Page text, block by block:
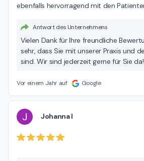
ebenfalls hervorragend mit den
Antwort des Unternehmens
Vielen Dank für Ihre freundliche
sehr, dass Sie mit unserer Praxis und
sind. Wir sind jederzeit gerne für Sie da!
Vor einem Jahr auf Google
J Johanna I